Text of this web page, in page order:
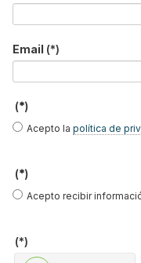
Hydrolution,
calor con
Mitsubishi
Email (*)
(*)
Acepto la política de
(*)
Acepto recibir
(*)